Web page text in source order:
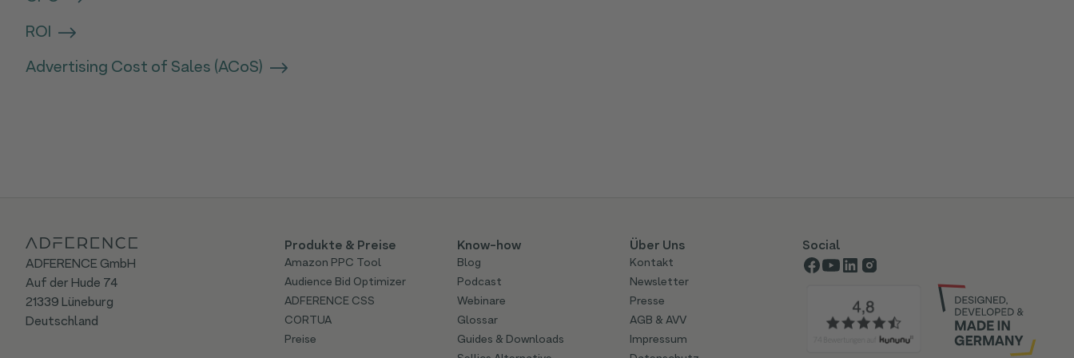
ROI
Advertising Cost of Sales (ACoS)
ADFERENCE GmbH
Auf der Hude 74
21339 Lüneburg
Deutschland
Produkte & Preise
Amazon PPC Tool
Audience Bid Optimizer
ADFERENCE CSS
CORTUA
Preise
Know-how
Blog
Podcast
Webinare
Glossar
Guides & Downloads
Über Uns
Kontakt
Newsletter
Presse
AGB & AVV
Impressum
Social